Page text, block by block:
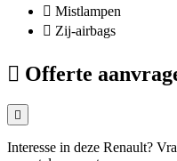
Mistlampen
Zij-airbags
Offerte
Interesse in deze Renault?